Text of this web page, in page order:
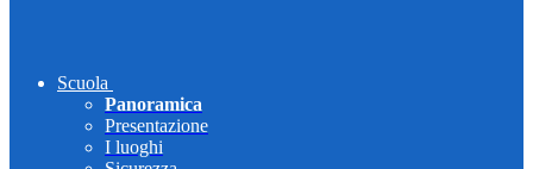
Scuola
Panoramica
Presentazione
I luoghi